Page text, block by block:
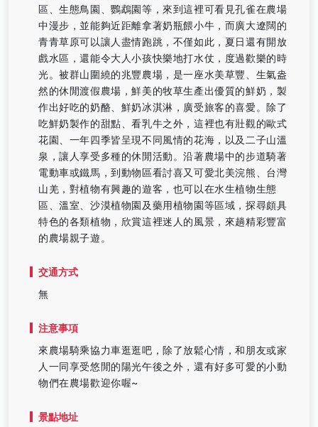
區、生態鳥園、鸚鵡園等，來到這裡可看見孔雀在農場
中漫步，並能夠近距離拿著奶瓶餵小牛，而廣大遼闊的
青青草原可以讓人盡情跑跳，不僅如此，夏日還有開放
戲水區，還能令大人小孩快樂地打水仗，度過歡樂的時
光。被群山圍繞的兆豐農場，是一座水美草豐、生氣盎
然的休閒渡假農場，鮮美的牧草生產出優質的鮮奶，製
作出好吃的奶酪、鮮奶冰淇淋，廣受旅客的喜愛。除了
吃鮮奶製作的甜點、看乳牛之外，這裡也有壯觀的歐式
花園、一年四季皆呈現不同風情的花海，以及二子山溫
泉，讓人享受多種的休閒活動。沿著農場中的步道騎著
電動車或鐵馬，到動物區看討喜又可愛北美浣熊、台灣
山羌，對植物有興趣的遊客，也可以在水生植物生態
區、溫室、沙漠植物園及藥用植物園等區域，探尋頗具
特色的各類植物，欣賞這裡迷人的風景，來趟精彩豐富
的農場親子遊。
交通方式
無
注意事項
來農場騎乘協力車逛逛吧，除了放鬆心情，和朋友或家
人一同享受悠閒的陽光午後之外，還有好多可愛的小動
物們在農場歡迎你喔~
景點地址